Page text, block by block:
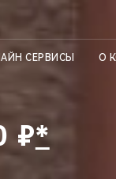
СЕРВИСЫ О
₽*